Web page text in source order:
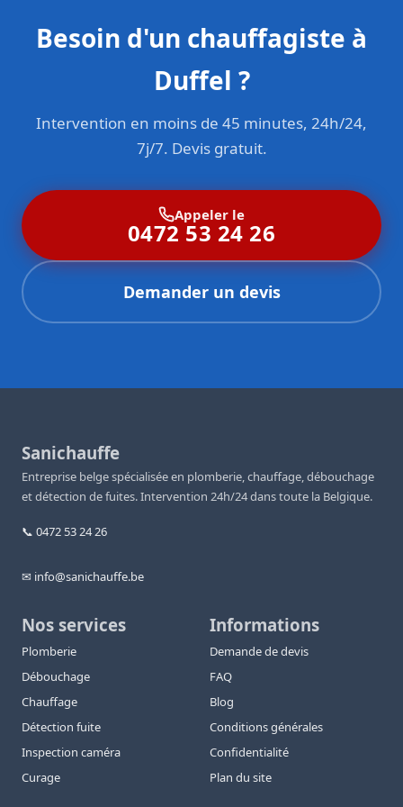
Besoin d'un chauffagiste à
Duffel ?
Intervention en moins de 45 minutes, 24h/24,
7j/7. Devis gratuit.
Appeler le
0472 53 24 26
Demander un devis
Sanichauffe
Entreprise belge spécialisée en plomberie, chauffage, débouchage
et détection de fuites. Intervention 24h/24 dans toute la Belgique.
📞 0472 53 24 26
✉ info@sanichauffe.be
Nos services
Plomberie
Débouchage
Chauffage
Détection fuite
Inspection caméra
Curage
Informations
Demande de devis
FAQ
Blog
Conditions générales
Confidentialité
Plan du site